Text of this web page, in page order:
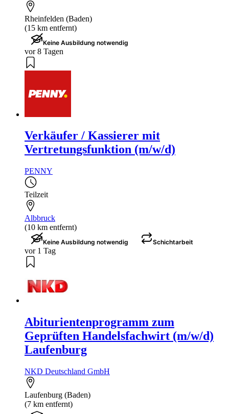
Rheinfelden (Baden)
(15 km entfernt)
Keine Ausbildung notwendig
vor 8 Tagen
Verkäufer / Kassierer mit
Vertretungsfunktion (m/w/d)
PENNY
Teilzeit
Albbruck
(10 km entfernt)
Keine Ausbildung notwendig Schichtarbeit
vor 1 Tag
Abiturientenprogramm zum
Geprüften Handelsfachwirt (m/w/d)
Laufenburg
NKD Deutschland GmbH
Laufenburg (Baden)
(7 km entfernt)